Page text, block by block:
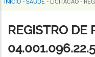
Horizonte
Trilha
de
navegação
INÍCIO - SAÚDE - LICITACAO -
REGISTRO DE